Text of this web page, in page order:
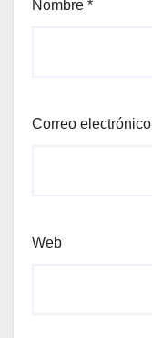
Nombre *
Correo electrónico
Web